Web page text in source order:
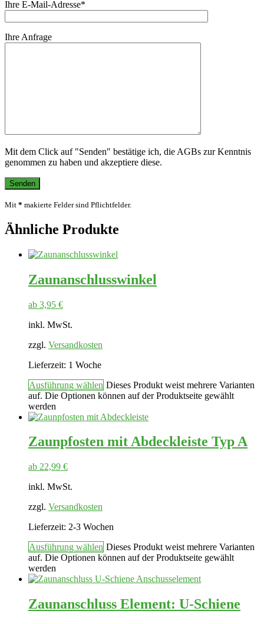
Ihre E-Mail-Adresse*
Ihre Anfrage
Mit dem Click auf "Senden" bestätige ich, die AGBs zur Kenntnis
genommen zu haben und akzeptiere diese.
Mit * makierte Felder sind Pflichtfelder.
Ähnliche Produkte
Zaunanschlusswinkel
ab 3,95 €
inkl. MwSt.
zzgl. Versandkosten
Lieferzeit: 1 Woche
Ausführung wählen Dieses Produkt weist mehrere Varianten
auf. Die Optionen können auf der Produktseite gewählt
werden
Zaunpfosten mit Abdeckleiste Typ A
ab 22,99 €
inkl. MwSt.
zzgl. Versandkosten
Lieferzeit: 2-3 Wochen
Ausführung wählen Dieses Produkt weist mehrere Varianten
auf. Die Optionen können auf der Produktseite gewählt
werden
Zaunanschluss Element: U-Schiene